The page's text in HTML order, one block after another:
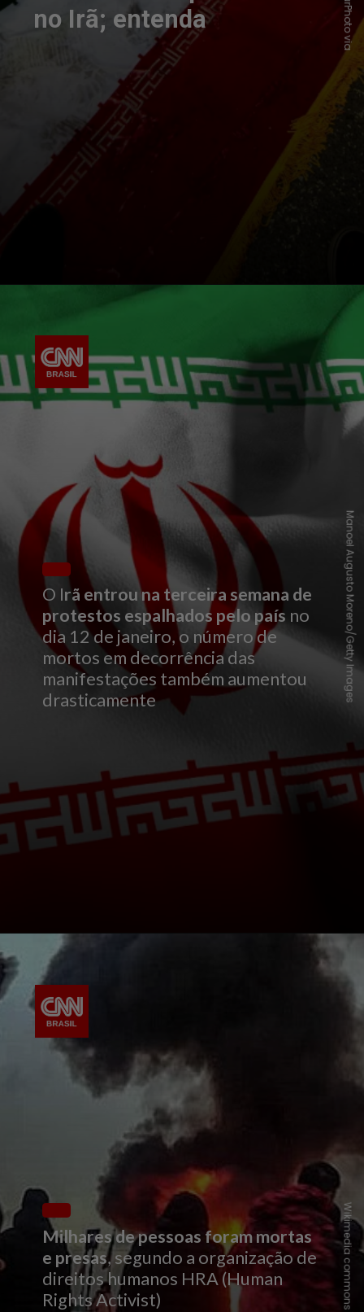
no Irã; entenda
O Irã entrou na terceira semana de
protestos espalhados pelo país no
dia 12 de janeiro, o número de
mortos em decorrência das
manifestações também aumentou
drasticamente
Manoel Augusto Moreno/Getty Images
Milhares de pessoas foram mortas
e presas, segundo a organização de
direitos humanos HRA (Human
Rights Activist)
Wikimedia commons